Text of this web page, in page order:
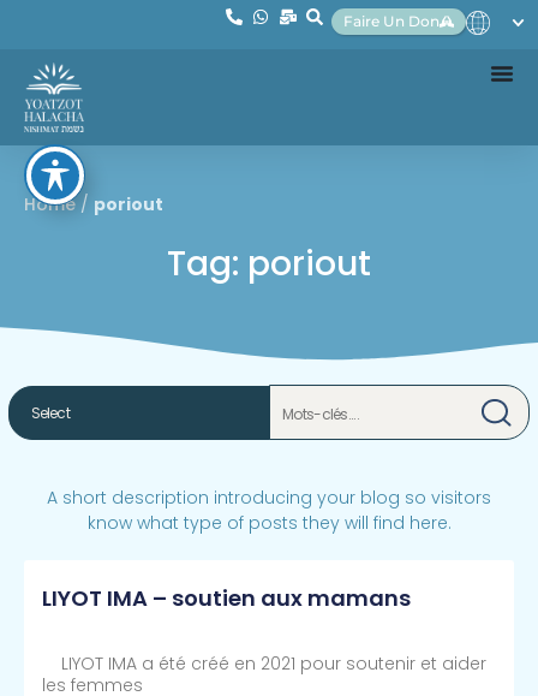
Faire Un Don
Home/ poriout
Tag: poriout
A short description introducing your blog so visitors
know what type of posts they will find here.
LIYOT IMA – soutien aux mamans
LIYOT IMA a été créé en 2021 pour soutenir et aider
les femmes